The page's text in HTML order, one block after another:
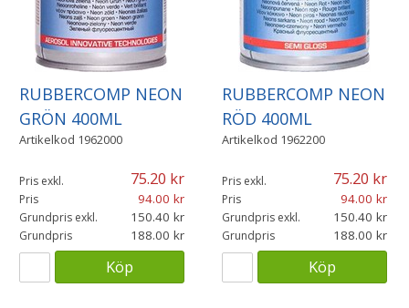
RUBBERCOMP NEON
GRÖN 400ML
Artikelkod 1962000
Pris exkl. 75.20
Pris 94.00
Grundpris exkl. 150.40
Grundpris 188.00
Köp
RUBBERCOMP NEON
RÖD 400ML
Artikelkod 1962200
Pris exkl. 75.20
Pris 94.00
Grundpris exkl. 150.40
Grundpris 188.00
Köp